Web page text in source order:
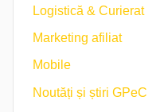
Logistică & Curierat
Marketing afiliat
Mobile
Noutăți și știri GPeC